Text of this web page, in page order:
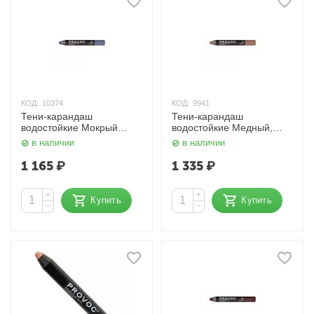
КОД: 10374
Тени-карандаш
водостойкие Мокрый
асфальт, шиммер Provoc
в наличии
1 165₽
+
−
Купить
КОД: 9941
Тени-карандаш
водостойкие Медный,
шиммер Provoc
в наличии
1 335₽
+
−
Купить